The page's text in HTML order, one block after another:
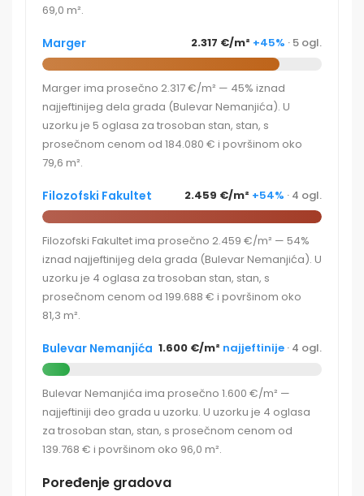
69,0 m².
Marger 2.317 €/m² +45% · 5 ogl.
Marger ima prosečno 2.317 €/m² — 45% iznad
najjeftinijeg dela grada (Bulevar Nemanjića). U
uzorku je 5 oglasa za trosoban stan, stan, s
prosečnom cenom od 184.080 € i površinom oko
79,6 m².
Filozofski Fakultet 2.459 €/m² +54% · 4 ogl.
Filozofski Fakultet ima prosečno 2.459 €/m² — 54%
iznad najjeftinijeg dela grada (Bulevar Nemanjića). U
uzorku je 4 oglasa za trosoban stan, stan, s
prosečnom cenom od 199.688 € i površinom oko
81,3 m².
Bulevar Nemanjića 1.600 €/m² najjeftinije · 4 ogl.
Bulevar Nemanjića ima prosečno 1.600 €/m² —
najjeftiniji deo grada u uzorku. U uzorku je 4 oglasa
za trosoban stan, stan, s prosečnom cenom od
139.768 € i površinom oko 96,0 m².
Poređenje gradova